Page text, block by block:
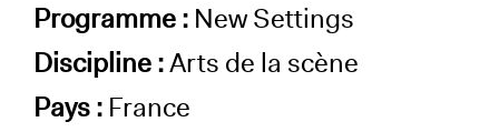
Programme : New Settings
Discipline :Arts de la scène
Pays : France